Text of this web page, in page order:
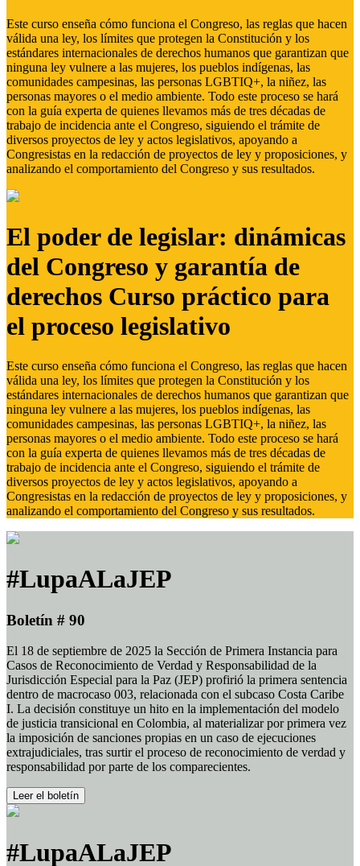
Este curso enseña cómo funciona el Congreso, las reglas que hacen
válida una ley, los límites que protegen la Constitución y los
estándares internacionales de derechos humanos que garantizan que
ninguna ley vulnere a las mujeres, los pueblos indígenas, las
comunidades campesinas, las personas LGBTIQ+, la niñez, las
personas mayores o el medio ambiente. Todo este proceso se hará
con la guía experta de quienes llevamos más de tres décadas de
trabajo de incidencia ante el Congreso, siguiendo el trámite de
diversos proyectos de ley y actos legislativos, apoyando a
Congresistas en la redacción de proyectos de ley y proposiciones, y
analizando el comportamiento del Congreso y sus resultados.
El poder de legislar: dinámicas
del Congreso y garantía de
derechos Curso práctico para
el proceso legislativo
Este curso enseña cómo funciona el Congreso, las reglas que hacen
válida una ley, los límites que protegen la Constitución y los
estándares internacionales de derechos humanos que garantizan que
ninguna ley vulnere a las mujeres, los pueblos indígenas, las
comunidades campesinas, las personas LGBTIQ+, la niñez, las
personas mayores o el medio ambiente. Todo este proceso se hará
con la guía experta de quienes llevamos más de tres décadas de
trabajo de incidencia ante el Congreso, siguiendo el trámite de
diversos proyectos de ley y actos legislativos, apoyando a
Congresistas en la redacción de proyectos de ley y proposiciones, y
analizando el comportamiento del Congreso y sus resultados.
#LupaALaJEP
Boletín # 90
El 18 de septiembre de 2025 la Sección de Primera Instancia para
Casos de Reconocimiento de Verdad y Responsabilidad de la
Jurisdicción Especial para la Paz (JEP) profirió la primera sentencia
dentro de macrocaso 003, relacionada con el subcaso Costa Caribe
I. La decisión constituye un hito en la implementación del modelo
de justicia transicional en Colombia, al materializar por primera vez
la imposición de sanciones propias en un caso de ejecuciones
extrajudiciales, tras surtir el proceso de reconocimiento de verdad y
responsabilidad por parte de los comparecientes.
Leer el boletín
#LupaALaJEP